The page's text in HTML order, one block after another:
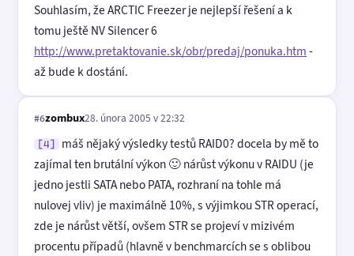
Souhlasím, že ARCTIC Freezer je nejlepší řešení a k
tomu ještě NV Silencer 6
http://www.pretaktovanie.sk/obr/predaj/ponuka.htm-
až bude k dostání.
#6zombux28. února 2005 v 22:32
[4]
máš nějaký výsledky testů RAID0? docela by mě to
zajímal ten brutální výkon 🙂 nárůst výkonu v RAIDU (je
jedno jestli SATA nebo PATA, rozhraní na tohle má
nulovej vliv) je maximálně 10%, s výjimkou STR operací,
zde je nárůst větší, ovšem STR se projeví v mizivém
procentu případů (hlavně v benchmarcích se s oblibou